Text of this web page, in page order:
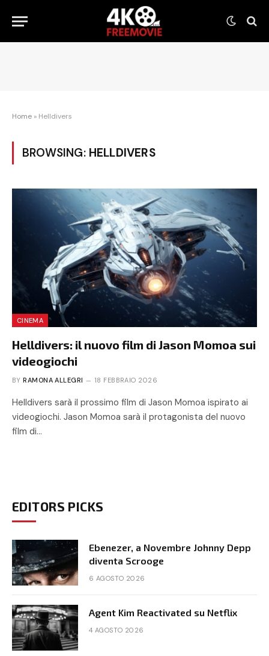
Home » Helldivers
BROWSING: HELLDIVERS
CINEMA
Helldivers: il nuovo film di Jason Momoa sui
videogiochi
BY RAMONA ALLEGRI 18 FEBBRAIO 2026
Helldivers sarà il prossimo film di Jason Momoa ispirato ai
videogiochi. Jason Momoa sarà il protagonista del nuovo
film di…
EDITORS PICKS
Ebenezer, a Novembre Johnny Depp
diventa Scrooge
6 AGOSTO 2026
Agent Kim Reactivated su Netflix
4 AGOSTO 2026